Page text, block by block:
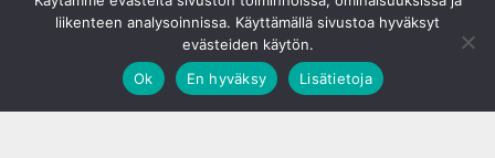
liikenteen analysoinnissa. Käyttämällä sivustoa hyväksyt
evästeiden käytön.
Ok
En hyväksy Lisätietoja